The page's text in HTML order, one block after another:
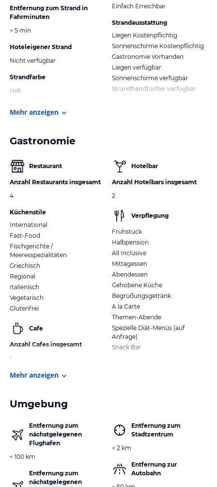
Entfernung zum Strand in
Fahrminuten
< 5 min
Hoteleigener Strand
Nicht verfügbar
Strandfarbe
Hell
Einfach Erreichbar
Strandausstattung
Liegen Kostenpflichtig
Sonnenschirme Kostenpflichtig
Gastronomie Vorhanden
Liegen verfügbar
Sonnenschirme verfügbar
Strandhandtücher verfügbar
Mehr anzeigen
Gastronomie
Restaurant
Anzahl Restaurants insgesamt
4
Küchenstile
International
Fast-Food
Fischgerichte /
Meeresspezialitäten
Griechisch
Regional
Italienisch
Vegetarisch
Glutenfrei
Cafe
Anzahl Cafes insgesamt
1
Hotelbar
Anzahl Hotelbars insgesamt
2
Verpflegung
Frühstück
Halbpension
All Inclusive
Mittagessen
Abendessen
Gehobene Küche
Begrüßungsgetränk
A la Carte
Themen-Abende
Spezielle Diät-Menüs (auf
Anfrage)
Snack Bar
Mehr anzeigen
Umgebung
Entfernung zum
nächstgelegenen
Flughafen
< 100 km
Entfernung zum
nächstgelegenen
Entfernung zum
Stadtzentrum
< 2 km
Entfernung zur
Autobahn